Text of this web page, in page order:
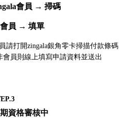
會員 → 掃碼
員 → 填單
請打開zingala銀角零卡掃描付款條碼
會員則線上填寫申請資料並送出
資格審核中